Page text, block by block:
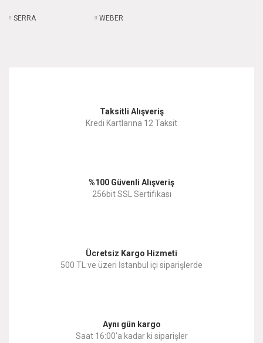
SERRA WEBER
Taksitli Alışveriş
Kredi Kartlarına 12 Taksit
%100 Güvenli Alışveriş
256bit SSL Sertifikası
Ücretsiz Kargo Hizmeti
500 TL ve üzeri İstanbul içi siparişlerde
Aynı gün kargo
Saat 16:00'a kadar ki siparişler